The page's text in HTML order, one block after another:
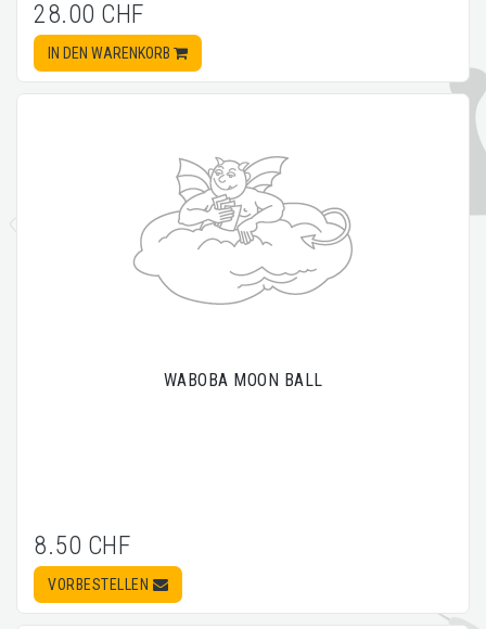
28.00 CHF
IN DEN WARENKORB
WABOBA MOON BALL
8.50 CHF
VORBESTELLEN